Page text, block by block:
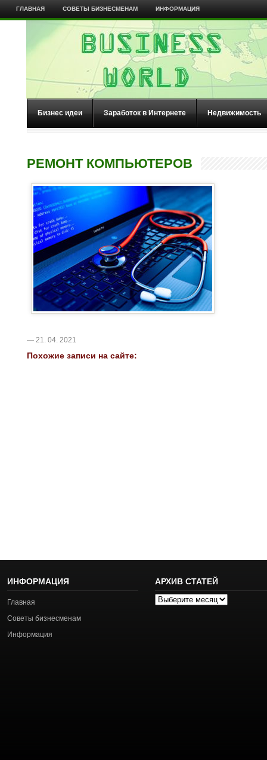
ГЛАВНАЯ СОВЕТЫ БИЗНЕСМЕНАМ ИНФОРМАЦИЯ
Бизнес идеи Заработок в Интернете Недвижимость
РЕМОНТ КОМПЬЮТЕРОВ
— 21. 04. 2021
Похожие записи на сайте:
ИНФОРМАЦИЯ
Главная
Советы бизнесменам
Информация
АРХИВ СТАТЕЙ
Архив